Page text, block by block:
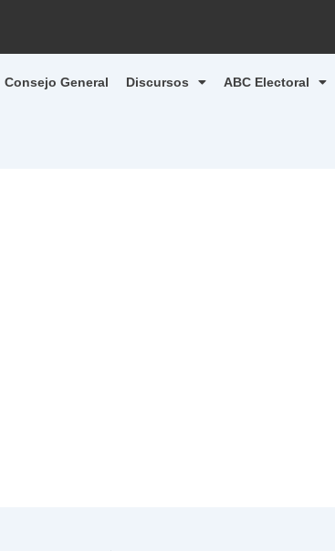
Consejo General Discursos ABC Electoral